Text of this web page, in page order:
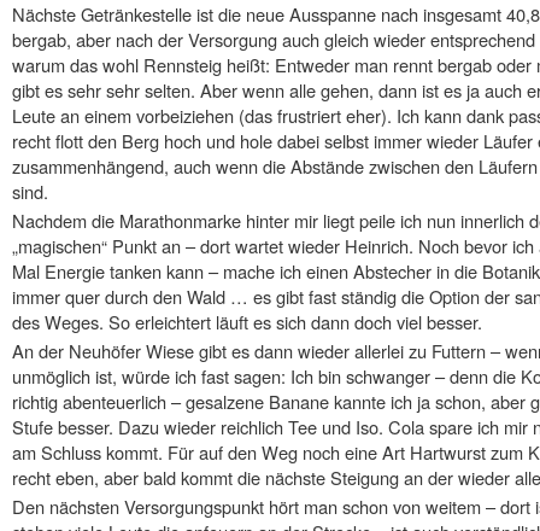
Nächste Getränkestelle ist die neue Ausspanne nach insgesamt
bergab, aber nach der Versorgung auch gleich wieder
warum das wohl Rennsteig heißt: Entweder man rennt bergab
gibt es sehr sehr selten. Aber wenn alle gehen, dann ist es ja auch
Leute an einem vorbeiziehen (das frustriert eher). Ich kann dank
recht flott den Berg hoch und hole dabei selbst immer wieder
zusammenhängend, auch wenn die Abstände zwischen den
sind.
Nachdem die Marathonmarke hinter mir liegt peile ich nun innerlich
„magischen“ Punkt an – dort wartet wieder Heinrich. Noch bevor
Mal Energie tanken kann – mache ich einen Abstecher in die
immer quer durch den Wald … es gibt fast ständig die Option der
des Weges. So erleichtert läuft es sich dann doch viel besser.
An der Neuhöfer Wiese gibt es dann wieder allerlei zu Futtern –
unmöglich ist, würde ich fast sagen: Ich bin schwanger – denn die
richtig abenteuerlich – gesalzene Banane kannte ich ja schon, aber
Stufe besser. Dazu wieder reichlich Tee und Iso. Cola spare ich mir
am Schluss kommt. Für auf den Weg noch eine Art Hartwurst zum
recht eben, aber bald kommt die nächste Steigung an der wieder
Den nächsten Versorgungspunkt hört man schon von weitem –